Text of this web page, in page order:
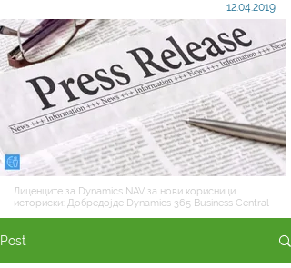
12.04.2019
Лиценците за Dynamics NAV за нови корисници
историски: Добредојде Dynamics 365 Business Central
Post